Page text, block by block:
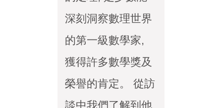
深刻洞察數理世界
的第一級數學家,
獲得許多數學獎及
榮譽的肯定。 從訪
談中我們了解到他